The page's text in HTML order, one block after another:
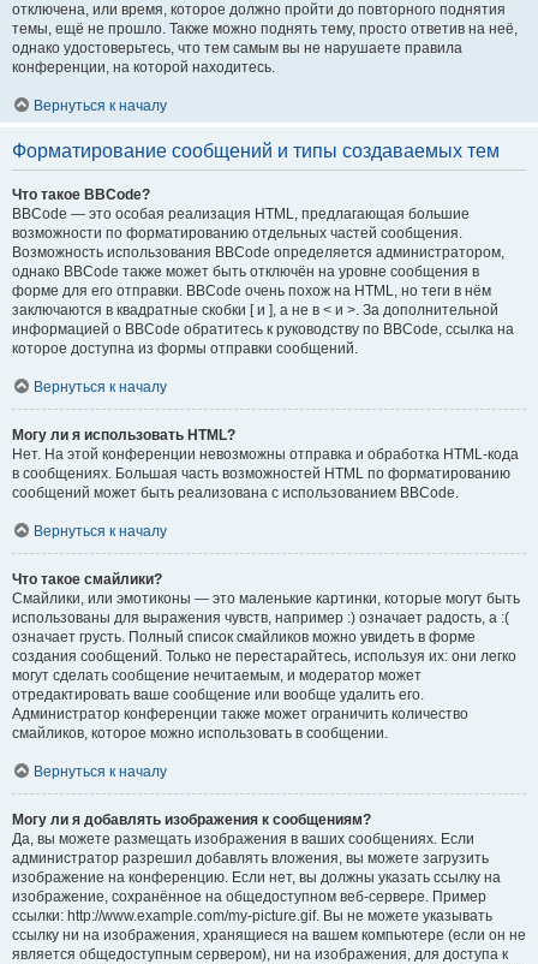
отключена, или время, которое должно пройти до повторного поднятия
темы, ещё не прошло. Также можно поднять тему, просто ответив на неё,
однако удостоверьтесь, что тем самым вы не нарушаете правила
конференции, на которой находитесь.
Вернуться к началу
Форматирование сообщений и типы создаваемых тем
Что такое BBCode?
BBCode — это особая реализация HTML, предлагающая большие
возможности по форматированию отдельных частей сообщения.
Возможность использования BBCode определяется администратором,
однако BBCode также может быть отключён на уровне сообщения в
форме для его отправки. BBCode очень похож на HTML, но теги в нём
заключаются в квадратные скобки [ и ], а не в < и >. За дополнительной
информацией о BBCode обратитесь к руководству по BBCode, ссылка на
которое доступна из формы отправки сообщений.
Вернуться к началу
Могу ли я использовать HTML?
Нет. На этой конференции невозможны отправка и обработка HTML-кода
в сообщениях. Большая часть возможностей HTML по форматированию
сообщений может быть реализована с использованием BBCode.
Вернуться к началу
Что такое смайлики?
Смайлики, или эмотиконы — это маленькие картинки, которые могут быть
использованы для выражения чувств, например :) означает радость, а :(
означает грусть. Полный список смайликов можно увидеть в форме
создания сообщений. Только не перестарайтесь, используя их: они легко
могут сделать сообщение нечитаемым, и модератор может
отредактировать ваше сообщение или вообще удалить его.
Администратор конференции также может ограничить количество
смайликов, которое можно использовать в сообщении.
Вернуться к началу
Могу ли я добавлять изображения к сообщениям?
Да, вы можете размещать изображения в ваших сообщениях. Если
администратор разрешил добавлять вложения, вы можете загрузить
изображение на конференцию. Если нет, вы должны указать ссылку на
изображение, сохранённое на общедоступном веб-сервере. Пример
ссылки: http://www.example.com/my-picture.gif. Вы не можете указывать
ссылку ни на изображения, хранящиеся на вашем компьютере (если он не
является общедоступным сервером), ни на изображения, для доступа к